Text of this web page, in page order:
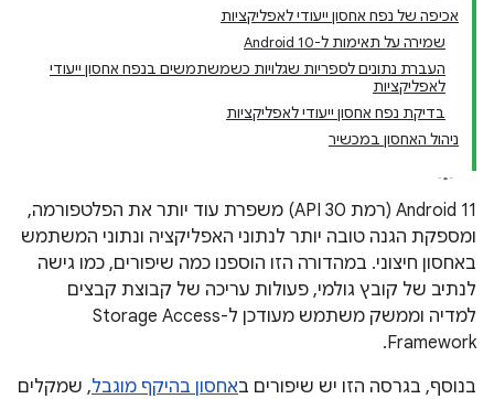
אכיפה של נפח אחסון ייעודי לאפליקציות
שמירה על תאימות ל-Android 10
העברת נתונים לספריות שגלויות כשמשתמשים בנפח אחסון ייעודי
לאפליקציות
בדיקת נפח אחסון ייעודי לאפליקציות
ניהול האחסון במכשיר
‫Android 11 (רמת API 30) משפרת עוד יותר את הפלטפורמה,
ומספקת הגנה טובה יותר לנתוני האפליקציה ונתוני המשתמש
באחסון חיצוני. במהדורה הזו הוספנו כמה שיפורים, כמו גישה
לנתיב של קובץ גולמי, פעולות עריכה של קבוצת קבצים
למדיה וממשק משתמש מעודכן ל-Storage Access
Framework.
בנוסף, בגרסה הזו יש שיפורים באחסון בהיקף מוגבל, שמקלים